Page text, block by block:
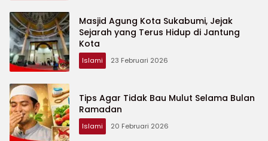
Masjid Agung Kota Sukabumi, Jejak
Sejarah yang Terus Hidup di Jantung
Kota
Islami 23 Februari 2026
Tips Agar Tidak Bau Mulut Selama Bulan
Ramadan
Islami 20 Februari 2026